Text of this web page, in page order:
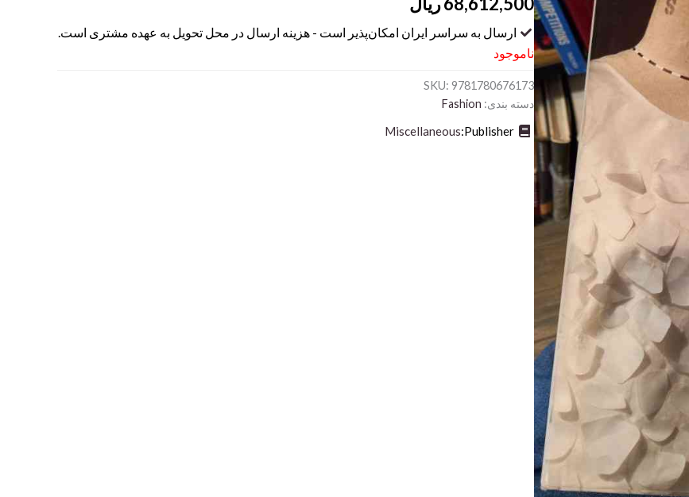
ارسال به سراسر ایران امکان‌پذیر است - هزینه ارسال در محل تحویل به عهده مشتری است.
ناموجود
SKU: 9781780676173
دسته بندی: Fashion
Publisher:
Miscellaneous